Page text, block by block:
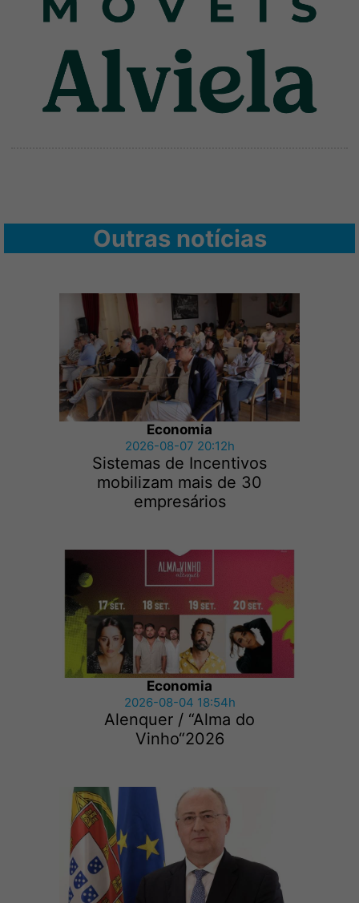
Outras notícias
Economia
2026-08-07 20:12h
Sistemas de Incentivos
mobilizam mais de 30
empresários
Economia
2026-08-04 18:54h
Alenquer / “Alma do
Vinho“2026